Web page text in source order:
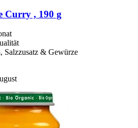
Curry , 190 g
Salzzusatz & Gewürze